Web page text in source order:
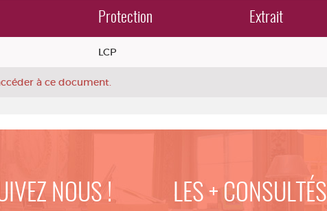
Protection Extrait
LCP
à ce document.
NOUS ! LES + CONSULTÉS